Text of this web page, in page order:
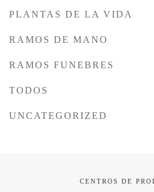
PLANTAS DE LA VIDA
RAMOS DE MANO
RAMOS FUNEBRES
TODOS
UNCATEGORIZED
CENTROS DE